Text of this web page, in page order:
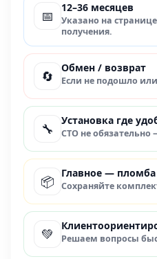
📅 12–36 месяцев
Указано на
получения.
🔄 Обмен / возврат
Если не подошло
🔧 Установка где
СТО не обязательно
📦 Главное —
Сохраняйте
💚 Решаем вопросы